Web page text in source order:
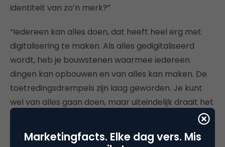
identiteit van zo’n merk?”
“Iedereen kan alles doen, dat heeft heel erg met
digitalisering te maken. Als alles gedigitaliseerd
wordt, heb je bouwstenen waarmee iedereen
dingen kan opbouwen en van alles kan maken. De
toetredingsdrempels zijn laag geworden. Je kunt
wel van alles gaan doen, maar uiteindelijk draait het
veranderlijke wereld. Hoe kun je dat bereiken? Daar
wil ik onderzoek naar doen.”
Marketingfacts. Elke dag vers. Mis